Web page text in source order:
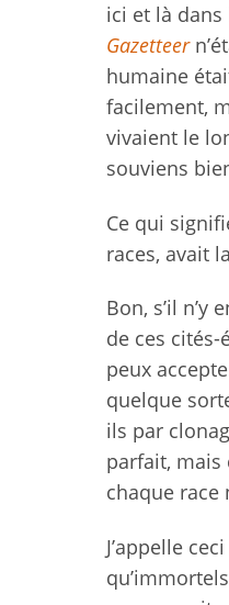
ici et là dans
Gazetteer
humaine
facilement,
vivaient le
souviens
Ce qui
races, avait
Bon, s’il n’y
de ces
peux
quelque
ils par
parfait, mais
chaque race
J’appelle